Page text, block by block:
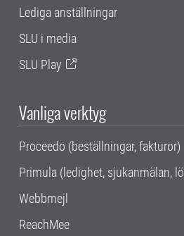
Lediga anställningar
SLU i media
SLU Play
Vanliga verktyg
Proceedo (beställningar, fakturor)
Primula (ledighet, sjukanmälan,
Webbmejl
ReachMee